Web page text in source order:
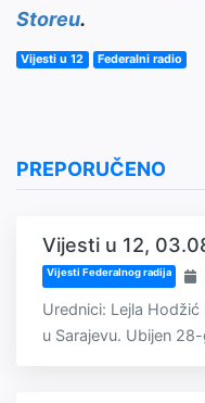
Storeu.
Vijesti u 12 Federalni radio
PREPORUČENO
Vijesti u 12,
Vijesti Federalnog radija
Urednici: Lejla
u Sarajevu. Ubijen